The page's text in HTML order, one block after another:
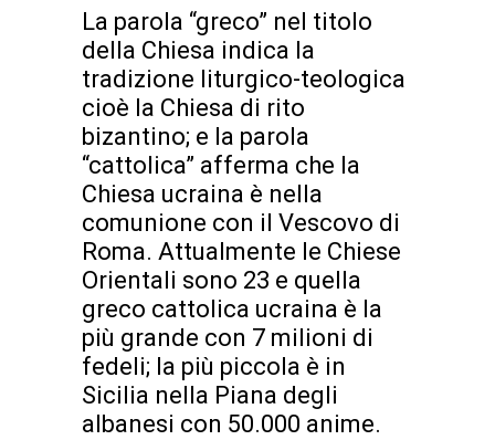
La parola “greco” nel titolo
della Chiesa indica la
tradizione liturgico-teologica
cioè la Chiesa di rito
bizantino; e la parola
“cattolica” afferma che la
Chiesa ucraina è nella
comunione con il Vescovo di
Roma. Attualmente le Chiese
Orientali sono 23 e quella
greco cattolica ucraina è la
più grande con 7 milioni di
fedeli; la più piccola è in
Sicilia nella Piana degli
albanesi con 50.000 anime.